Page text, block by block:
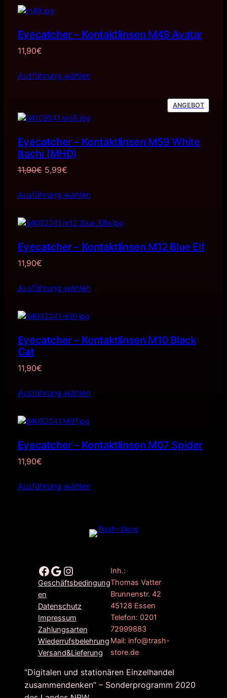
Eyecatcher – Kontaktlinsen M49 Avatar
11,90€
Ausführung wählen
ANGEBOT
IM
Eyecatcher – Kontaktlinsen M59 White
Itachi (MHD)
11,90€ Ursprünglicher
war:
5,99€Aktueller
ist:
Ausführung wählen
Eyecatcher – Kontaktlinsen M12 Blue Elf
11,90€
Ausführung wählen
Eyecatcher – Kontaktlinsen M10 Black
Cat
11,90€
Ausführung wählen
Eyecatcher – Kontaktlinsen M07 Spider
11,90€
Ausführung wählen
Facebook Google Instagram
Geschäftsbedingung
en
Datenschutz
Impressum
Zahlungsarten
Wiederrufsbelehrung
Versand&Lieferung
Inh.:
Thomas Vatter
Brunnenstr. 42
45128 Essen
Telefon: 0201
72999883
Mail: info@trash-
store.de
“Digitalen und stationären Einzelhandel
zusammendenken” – Sonderprogramm 2020